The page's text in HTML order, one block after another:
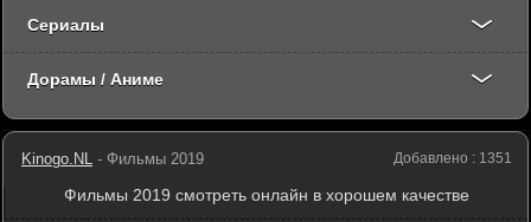
Добавлено : 1351
Kinogo.NL - Фильмы 2019
Фильмы 2019 смотреть онлайн в хорошем качестве
Сериалы
Дорамы / Аниме